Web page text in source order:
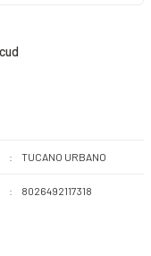
TUCANO URBANO
8026492117318